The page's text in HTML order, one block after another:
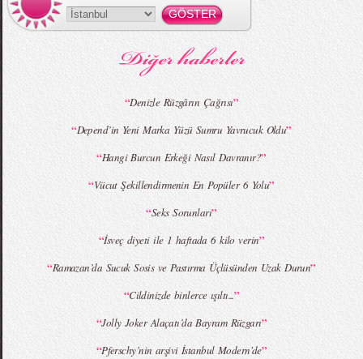
MBFWI - Gülçin Çengel 2015 Yaz
MBFWI - Zeynep Erdoğan 2015 Yaz
MBFWI - Giray Sepin 2015 Yaz Koleksiyonu MBFWI - Burçe Bekrek 2015 Yaz Koleksiyonu
“Denizle Rüzgârın Çağrısı”
“Depend’in Yeni Marka Yüzü Sumru Yavrucuk Oldu”
“Hangi Burcun Erkeği Nasıl Davranır?”
“Vücut Şekillendirmenin En Popüler 6 Yolu”
“Seks Sorunları”
“İsveç diyeti ile 1 haftada 6 kilo verin”
“Ramazan’da Sucuk Sosis ve Pastırma Üçlüsünden Uzak Durun”
“Cildinizde binlerce ışıltı...”
“Jolly Joker Alaçatı’da Bayram Rüzgarı”
“Pferschy’nin arşivi İstanbul Modern'de”